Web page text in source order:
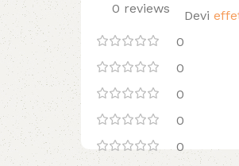
0 reviews
0
0
0
0
0
Devi